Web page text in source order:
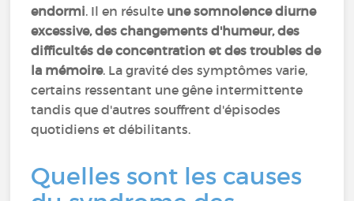
endormi. Il en résulte une somnolence diurne
excessive, des changements d'humeur, des
difficultés de concentration et des troubles de
la mémoire. La gravité des symptômes varie,
certains ressentant une gêne intermittente
tandis que d'autres souffrent d'épisodes
quotidiens et débilitants.
Quelles sont les causes